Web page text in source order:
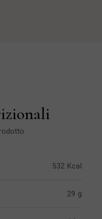
532 Kcal
29 g